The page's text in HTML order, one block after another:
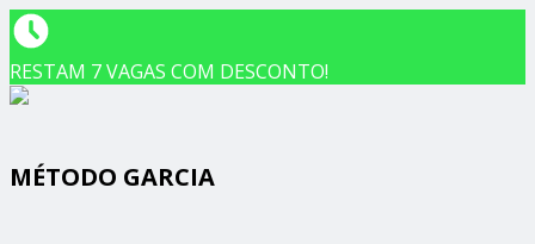
RESTAM 7 VAGAS COM DESCONTO!
MÉTODO GARCIA